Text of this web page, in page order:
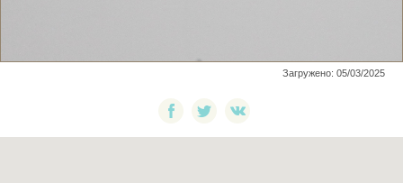
Загружено: 05/03/2025